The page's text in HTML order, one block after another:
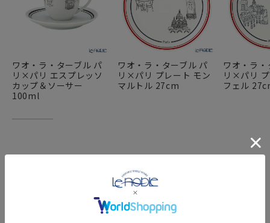
ワオ・ラ・ターブル パ
リ×パリ エスプレッソ
カップ＆ソーサー
100ml
ワオ・ラ・ターブル パ
リ×パリ プレート モン
マルトル 27cm
ワオ・ラ
リ×パリ
フェル
FEATURE
特集